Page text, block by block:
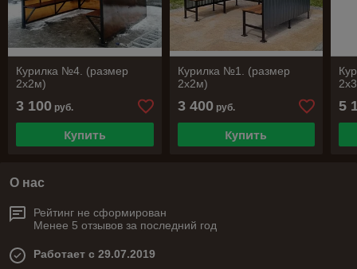
Курилка №4. (размер
2х2м)
3 100 руб.
Купить
Курилка №1. (размер
2х2м)
3 400руб.
Купить
5
О нас
Рейтинг не сформирован
Менее 5 отзывов за последний год
Работает с 29.07.2019